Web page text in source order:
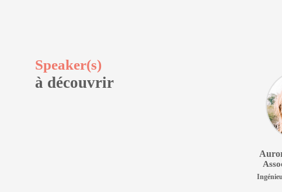
Speaker(s)
à découvrir